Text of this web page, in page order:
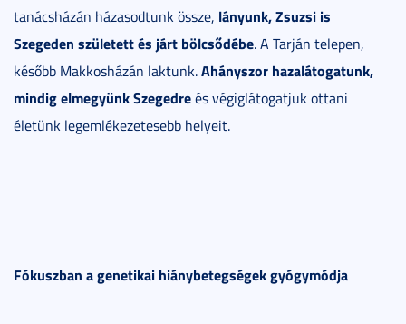
tanácsházán házasodtunk össze, lányunk, Zsuzsi is
Szegeden született és járt bölcsődébe. A Tarján telepen,
később Makkosházán laktunk.Ahányszor hazalátogatunk,
mindig elmegyünk Szegedreés végiglátogatjuk ottani
életünk legemlékezetesebb helyeit.
Fókuszban a genetikai hiánybetegségek gyógymódja